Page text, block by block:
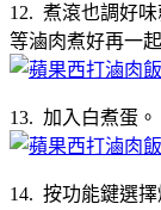
12. 煮滾也調好
等滷肉煮好再一
13. 加入白煮蛋。
14. 按功能鍵選